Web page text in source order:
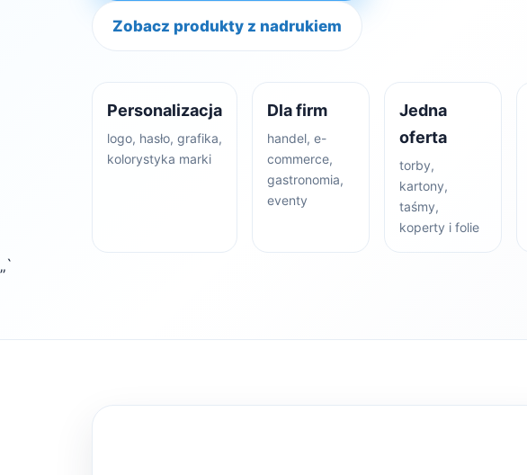
Zobacz produkty z nadrukiem
Personalizacja
logo, hasło, grafika,
kolorystyka marki
Dla firm
handel, e-
commerce,
gastronomia,
eventy
Jedna
oferta
torby,
kartony,
taśmy,
koperty i folie
„`